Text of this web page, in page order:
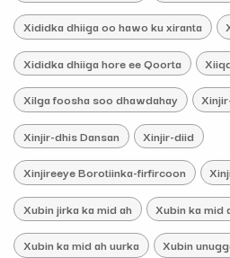
Xididka dhiiga oo hawo ku xiranta
Xididka dhiiga hore ee Qoorta
Xilga foosha soo dhawdahay
Xinjir-dhis Dansan Xinjir-diid
Xinjireeye Borotiinka-firfircoon
Xubin jirka ka mid ah Xubin ka mid
Xubin ka mid ah uurka Xubin